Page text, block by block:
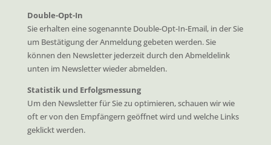
Double-Opt-In
Sie erhalten eine sogenannte Double-Opt-In-Email, in der Sie
um Bestätigung der Anmeldung gebeten werden. Sie
können den Newsletter jederzeit durch den Abmeldelink
unten im Newsletter wieder abmelden.
Statistik und Erfolgsmessung
Um den Newsletter für Sie zu optimieren, schauen wir wie
oft er von den Empfängern geöffnet wird und welche Links
geklickt werden.